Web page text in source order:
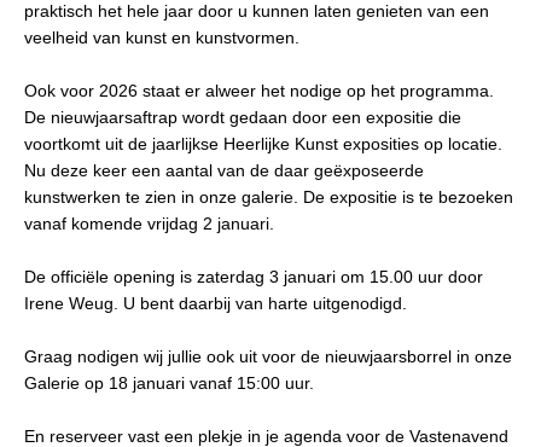
praktisch het hele jaar door u kunnen laten genieten van een
veelheid van kunst en kunstvormen.
Ook voor 2026 staat er alweer het nodige op het programma.
De nieuwjaarsaftrap wordt gedaan door een expositie die
voortkomt uit de jaarlijkse Heerlijke Kunst exposities op locatie.
Nu deze keer een aantal van de daar geëxposeerde
kunstwerken te zien in onze galerie. De expositie is te bezoeken
vanaf komende vrijdag 2 januari.
De officiële opening is zaterdag 3 januari om 15.00 uur door
Irene Weug. U bent daarbij van harte uitgenodigd.
Graag nodigen wij jullie ook uit voor de nieuwjaarsborrel in onze
Galerie op 18 januari vanaf 15:00 uur.
En reserveer vast een plekje in je agenda voor de Vastenavend